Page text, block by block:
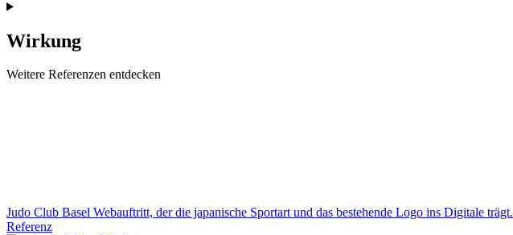
Wirkung
Weitere Referenzen entdecken
Judo Club Basel Webauftritt, der die japanische Sportart und das bestehende Logo ins Digitale trägt.
Referenz